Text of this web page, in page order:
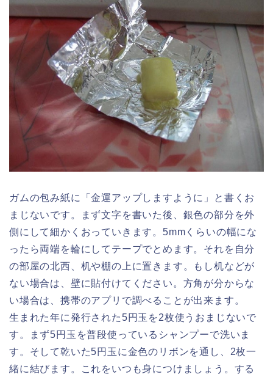
ガムの包み紙に「金運アップしますように」と書くお
まじないです。まず文字を書いた後、銀色の部分を外
側にして細かくおっていきます。5mmくらいの幅にな
ったら両端を輪にしてテープでとめます。それを自分
の部屋の北西、机や棚の上に置きます。もし机などが
ない場合は、壁に貼付けてください。方角が分からな
い場合は、携帯のアプリで調べることが出来ます。
生まれた年に発行された5円玉を2枚使うおまじないで
す。まず5円玉を普段使っているシャンプーで洗いま
す。そして乾いた5円玉に金色のリボンを通し、2枚一
緒に結びます。これをいつも身につけましょう。する